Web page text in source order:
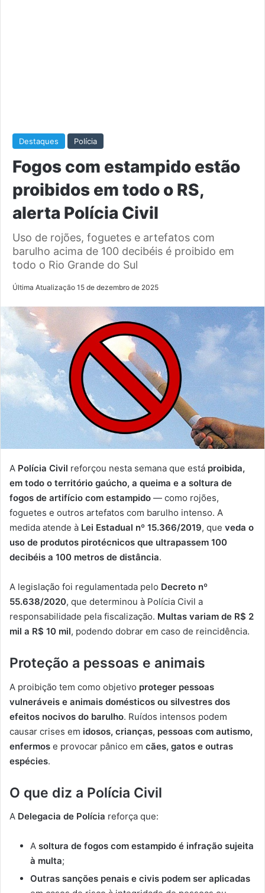
Destaques Polícia
Fogos com estampido estão
proibidos em todo o RS,
alerta Polícia Civil
Uso de rojões, foguetes e artefatos com
barulho acima de 100 decibéis é proibido em
todo o Rio Grande do Sul
Última Atualização 15 de dezembro de 2025
A Polícia Civil reforçou nesta semana que está proibida,
em todo o território gaúcho, a queima e a soltura de
fogos de artifício com estampido — como rojões,
foguetes e outros artefatos com barulho intenso. A
medida atende à Lei Estadual nº 15.366/2019, que veda o
uso de produtos pirotécnicos que ultrapassem 100
decibéis a 100 metros de distância.
A legislação foi regulamentada pelo Decreto nº
55.638/2020, que determinou à Polícia Civil a
responsabilidade pela fiscalização. Multas variam de R$ 2
mil a R$ 10 mil, podendo dobrar em caso de reincidência.
Proteção a pessoas e animais
A proibição tem como objetivo proteger pessoas
vulneráveis e animais domésticos ou silvestres dos
efeitos nocivos do barulho. Ruídos intensos podem
causar crises em idosos, crianças, pessoas com autismo,
enfermos e provocar pânico em cães, gatos e outras
espécies.
O que diz a Polícia Civil
A Delegacia de Polícia reforça que:
A soltura de fogos com estampido é infração sujeita
à multa;
Outras sanções penais e civis podem ser aplicadas